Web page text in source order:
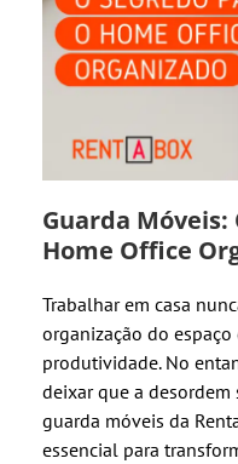
Guarda Móveis:
Home Office
Trabalhar em casa
organização do
produtividade. No
deixar que a desordem
guarda móveis da
essencial para